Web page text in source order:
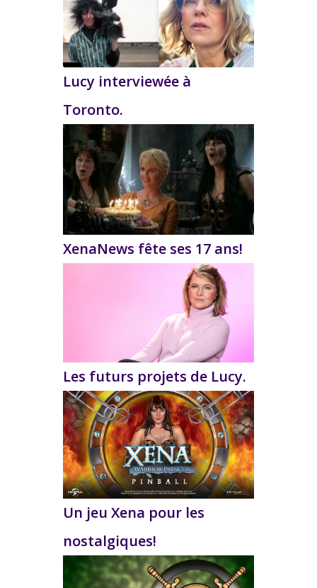
Lucy interviewée à
Toronto.
XenaNews fête ses 17 ans!
Les futurs projets de Lucy.
Un jeu Xena pour les
nostalgiques!